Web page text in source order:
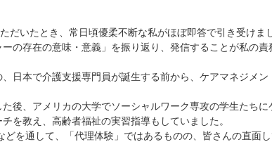
だいたとき、常日頃優柔不断な私がほぼ即答で引き受けま
の存在の意味・意義」を振り返り、発信することが私の責
日本で介護支援専門員が誕生する前から、ケアマネジメン
後、アメリカの大学でソーシャルワーク専攻の学生たちに
を教え、高齢者福祉の実習指導もしていました。
を通して、「代理体験」ではあるものの、皆さんの直面